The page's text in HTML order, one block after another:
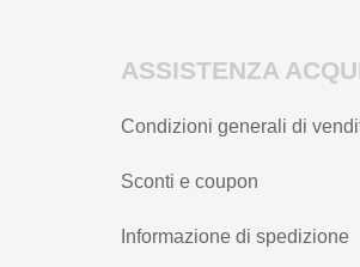
ASSISTENZA
Condizioni generali di
Sconti e coupon
Informazione di spedizione